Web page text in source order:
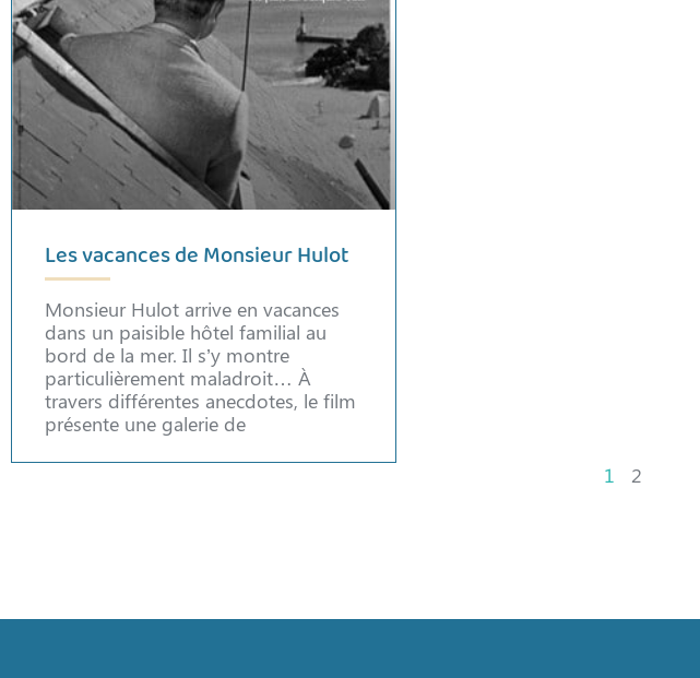
Les vacances de Monsieur Hulot
Monsieur Hulot arrive en vacances
dans un paisible hôtel familial au
bord de la mer. Il s’y montre
particulièrement maladroit… À
travers différentes anecdotes, le film
présente une galerie de
1 2